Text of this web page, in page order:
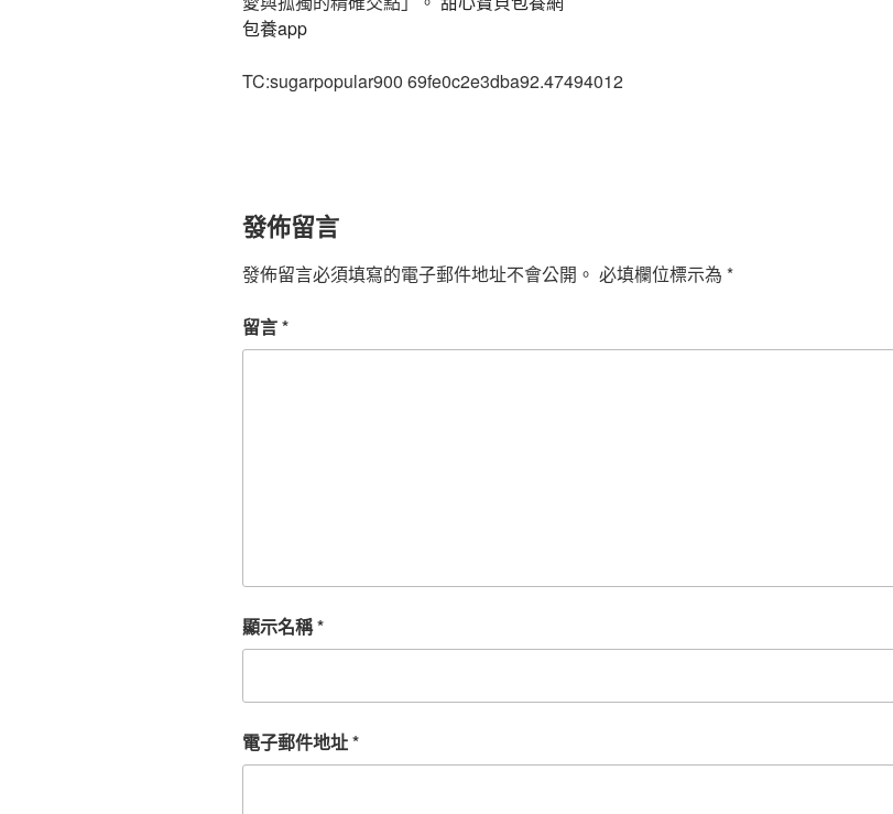
包養app
TC:sugarpopular900 69fe0c2e3dba92.47494012
發佈留言
發佈留言必須填寫的電子郵件地址不會公開。 必填欄位標示為 *
留言*
顯示名稱*
電子郵件地址*